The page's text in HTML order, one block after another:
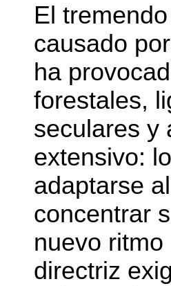
El
causado
ha
forestales,
seculares y
extensivo:
adaptarse
concentrar
nuevo
directriz